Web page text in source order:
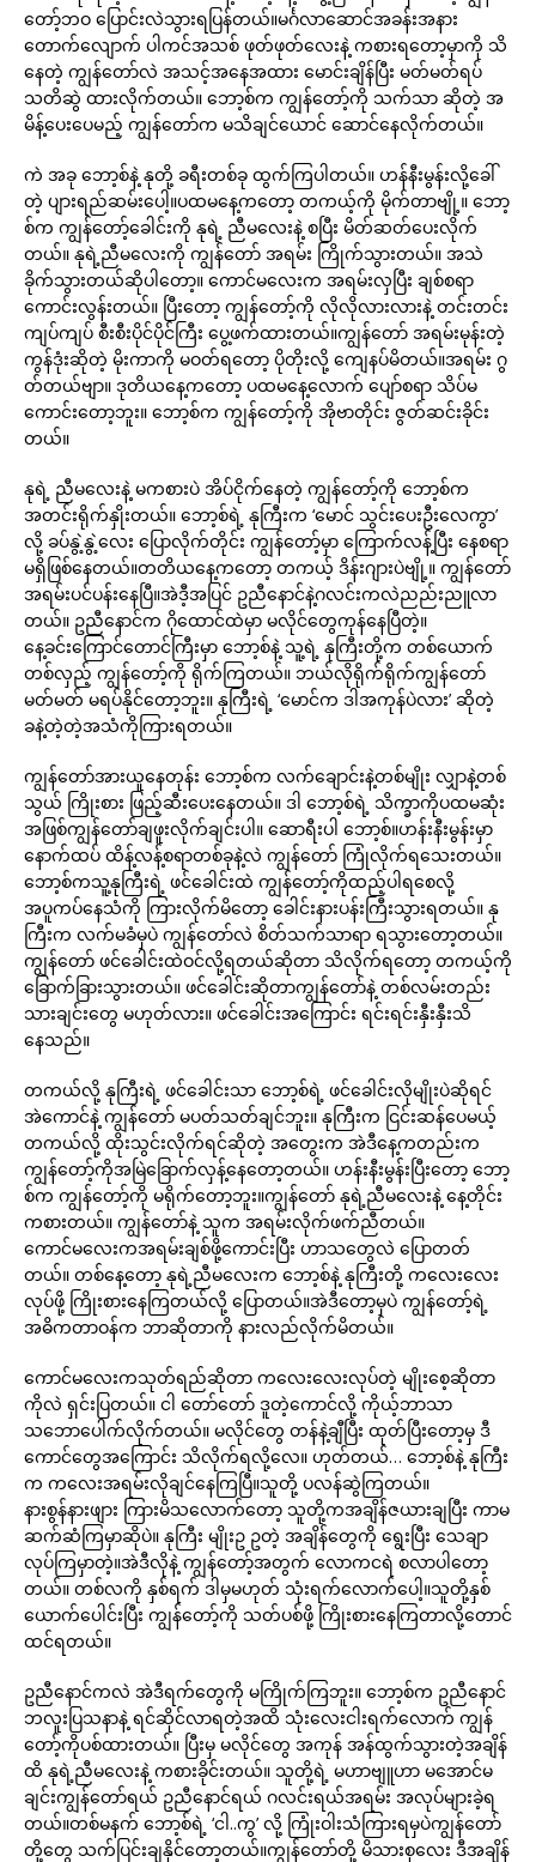
တော့်ဘဝ ပြောင်းလဲသွားရပြန်တယ်။မင်္ဂလာဆောင်အခန်းအနား
တောက်လျောက် ပါကင်အသစ် ဖုတ်ဖုတ်လေးနဲ့ ကစားရတော့မှာကို သိ
နေတဲ့ ကျွန်တော်လဲ အသင့်အနေအထား မောင်းချိန်ပြီး မတ်မတ်ရပ်
သတိဆွဲ ထားလိုက်တယ်။ ဘော့စ်က ကျွန်တော့်ကို သက်သာ ဆိုတဲ့ အ
မိန့်ပေးပေမည့် ကျွန်တော်က မသိချင်ယောင် ဆောင်နေလိုက်တယ်။
ကဲ အခု ဘော့စ်နဲ့ နုတို့ ခရီးတစ်ခု ထွက်ကြပါတယ်။ ဟန်နီးမွန်းလို့ခေါ်
တဲ့ ပျားရည်ဆမ်းပေါ့။ပထမနေ့ကတော့ တကယ့်ကို မိုက်တာဗျို့။ ဘော့
စ်က ကျွန်တော့်ခေါင်းကို နုရဲ့ ညီမလေးနဲ့ စပြီး မိတ်ဆတ်ပေးလိုက်
တယ်။ နုရဲ့ညီမလေးကို ကျွန်တော် အရမ်း ကြိုက်သွားတယ်။ အသဲ
ခိုက်သွားတယ်ဆိုပါတော့။ ကောင်မလေးက အရမ်းလှပြီး ချစ်စရာ
ကောင်းလွန်းတယ်။ ပြီးတော့ ကျွန်တော့်ကို လိုလိုလားလားနဲ့ တင်းတင်း
ကျပ်ကျပ် စီးစီးပိုင်ပိုင်ကြီး ပွေ့ဖက်ထားတယ်။ကျွန်တော် အရမ်းမုန်းတဲ့
ကွန်ဒုံးဆိုတဲ့ မိုးကာကို မဝတ်ရတော့ ပိုတိုးလို့ ကျေနပ်မိတယ်။အရမ်း ဂွ
တ်တယ်ဗျာ။ ဒုတိယနေ့ကတော့ ပထမနေ့လောက် ပျော်စရာ သိပ်မ
ကောင်းတော့ဘူး။ ဘော့စ်က ကျွန်တော့်ကို အိုဗာတိုင်း ဇွတ်ဆင်းခိုင်း
တယ်။
နုရဲ့ ညီမလေးနဲ့ မကစားပဲ အိပ်ငိုက်နေတဲ့ ကျွန်တော့်ကို ဘော့စ်က
အတင်းရိုက်နှိုးတယ်။ ဘော့စ်ရဲ့ နုကြီးက ‘မောင် သွင်းပေးဦးလေကွာ’
လို့ ခပ်နွဲ့နွဲ့လေး ပြောလိုက်တိုင်း ကျွန်တော့်မှာ ကြောက်လန့်ပြီး နေစရာ
မရှိဖြစ်နေတယ်။တတိယနေ့ကတော့ တကယ့် ဒိန်းဂျားပဲဗျို့။ ကျွန်တော်
အရမ်းပင်ပန်းနေပြီ။အဲဒီ့အပြင် ဥညီနောင်နဲ့ဂလင်းကလဲညည်းညူလာ
တယ်။ ဥညီနောင်က ဂိုထောင်ထဲမှာ မလိုင်တွေကုန်နေပြီတဲ့။
နေ့ခင်းကြောင်တောင်ကြီးမှာ ဘော့စ်နဲ့ သူ့ရဲ့ နုကြီးတို့က တစ်ယောက်
တစ်လှည့် ကျွန်တော့်ကို ရိုက်ကြတယ်။ ဘယ်လိုရိုက်ရိုက်ကျွန်တော်
မတ်မတ် မရပ်နိုင်တော့ဘူး။ နုကြီးရဲ့ ‘မောင်က ဒါအကုန်ပဲလား’ ဆိုတဲ့
ခနဲ့တဲ့တဲ့အသံကိုကြားရတယ်။
ကျွန်တော်အားယူနေတုန်း ဘော့စ်က လက်ချောင်းနဲ့တစ်မျိုး လျှာနဲ့တစ်
သွယ် ကြိုးစား ဖြည့်ဆီးပေးနေတယ်။ ဒါ ဘော့စ်ရဲ့ သိက္ခာကိုပထမဆုံး
အဖြစ်ကျွန်တော်ချဖူးလိုက်ချင်းပါ။ ဆောရီးပါ ဘော့စ်။ဟန်းနီးမွန်းမှာ
နောက်ထပ် ထိန့်လန့်စရာတစ်ခုနဲ့လဲ ကျွန်တော် ကြုံလိုက်ရသေးတယ်။
ဘော့စ်ကသူ့နုကြီးရဲ့ ဖင်ခေါင်းထဲ ကျွန်တော့်ကိုထည့်ပါရစေလို့
အပူကပ်နေသံကို ကြားလိုက်မိတော့ ခေါင်းနားပန်းကြီးသွားရတယ်။ နု
ကြီးက လက်မခံမှပဲ ကျွန်တော်လဲ စိတ်သက်သာရာ ရသွားတော့တယ်။
ကျွန်တော် ဖင်ခေါင်းထဲဝင်လို့ရတယ်ဆိုတာ သိလိုက်ရတော့ တကယ့်ကို
ခြောက်ခြားသွားတယ်။ ဖင်ခေါင်းဆိုတာကျွန်တော်နဲ့ တစ်လမ်းတည်း
သားချင်းတွေ မဟုတ်လား။ ဖင်ခေါင်းအကြောင်း ရင်းရင်းနှီးနှီးသိ
နေသည်။
တကယ်လို့ နုကြီးရဲ့ ဖင်ခေါင်းသာ ဘော့စ်ရဲ့ ဖင်ခေါင်းလိုမျိုးပဲဆိုရင်
အဲကောင်နဲ့ ကျွန်တော် မပတ်သတ်ချင်ဘူး။ နုကြီးက ငြင်းဆန်ပေမယ့်
တကယ်လို့ ထိုးသွင်းလိုက်ရင်ဆိုတဲ့ အတွေးက အဲဒီနေ့ကတည်းက
ကျွန်တော့်ကိုအမြဲခြောက်လှန့်နေတော့တယ်။ ဟန်းနီးမွန်းပြီးတော့ ဘော့
စ်က ကျွန်တော့်ကို မရိုက်တော့ဘူး။ကျွန်တော် နုရဲ့ညီမလေးနဲ့ နေ့တိုင်း
ကစားတယ်။ ကျွန်တော်နဲ့ သူက အရမ်းလိုက်ဖက်ညီတယ်။
ကောင်မလေးကအရမ်းချစ်ဖို့ကောင်းပြီး ဟာသတွေလဲ ပြောတတ်
တယ်။ တစ်နေ့တော့ နုရဲ့ညီမလေးက ဘော့စ်နဲ့ နုကြီးတို့ ကလေးလေး
လုပ်ဖို့ ကြိုးစားနေကြတယ်လို့ ပြောတယ်။အဲဒီတော့မှပဲ ကျွန်တော့်ရဲ့
အဓိကတာဝန်က ဘာဆိုတာကို နားလည်လိုက်မိတယ်။
ကောင်မလေးကသုတ်ရည်ဆိုတာ ကလေးလေးလုပ်တဲ့ မျိုးစေ့ဆိုတာ
ကိုလဲ ရှင်းပြတယ်။ ငါ တော်တော် ဒူတဲ့ကောင်လို့ ကိုယ့်ဘာသာ
သဘောပေါက်လိုက်တယ်။ မလိုင်တွေ တန်နဲ့ချီပြီး ထုတ်ပြီးတော့မှ ဒီ
ကောင်တွေအကြောင်း သိလိုက်ရလို့လေ။ ဟုတ်တယ်… ဘော့စ်နဲ့ နုကြီး
က ကလေးအရမ်းလိုချင်နေကြပြီ။သူတို့ ပလန်ဆွဲကြတယ်။
နားစွန်နားဖျား ကြားမိသလောက်တော့ သူတို့ကအချိန်ဇယားချပြီး ကာမ
ဆက်ဆံကြမှာဆိုပဲ။ နုကြီး မျိုးဥ ဥတဲ့ အချိန်တွေကို ရွေးပြီး သေချာ
လုပ်ကြမှာတဲ့။အဲဒီလိုနဲ့ ကျွန်တော့်အတွက် လောကငရဲ စလာပါတော့
တယ်။ တစ်လကို နှစ်ရက် ဒါမှမဟုတ် သုံးရက်လောက်ပေါ့။သူတို့နှစ်
ယောက်ပေါင်းပြီး ကျွန်တော့်ကို သတ်ပစ်ဖို့ ကြိုးစားနေကြတာလို့တောင်
ထင်ရတယ်။
ဥညီနောင်ကလဲ အဲဒီရက်တွေကို မကြိုက်ကြဘူး။ ဘော့စ်က ဥညီနောင်
ဘလူးပြသနာနဲ့ ရင်ဆိုင်လာရတဲ့အထိ သုံးလေးငါးရက်လောက် ကျွန်
တော့်ကိုပစ်ထားတယ်။ ပြီးမှ မလိုင်တွေ အကုန် အန်ထွက်သွားတဲ့အချိန်
ထိ နုရဲ့ညီမလေးနဲ့ ကစားခိုင်းတယ်။ သူတို့ရဲ့ မဟာဗျူဟာ မအောင်မ
ချင်းကျွန်တော်ရယ် ဥညီနောင်ရယ် ဂလင်းရယ်အရမ်း အလုပ်များခဲ့ရ
တယ်။တစ်မနက် ဘော့စ်ရဲ့ ‘ငါ..ကွ’ လို့ ကြုံးဝါးသံကြားရမှပဲကျွန်တော်
တို့တွေ သက်ပြင်းချနိုင်တော့တယ်။ကျွန်တော်တို့ မိသားစုလေး ဒီအချိန်